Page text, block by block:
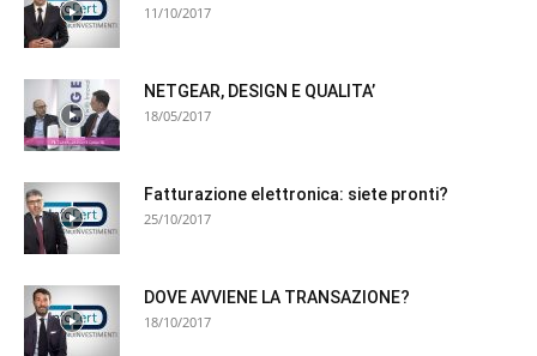
11/10/2017
NETGEAR, DESIGN E QUALITA’
18/05/2017
Fatturazione elettronica: siete pronti?
25/10/2017
DOVE AVVIENE LA TRANSAZIONE?
18/10/2017